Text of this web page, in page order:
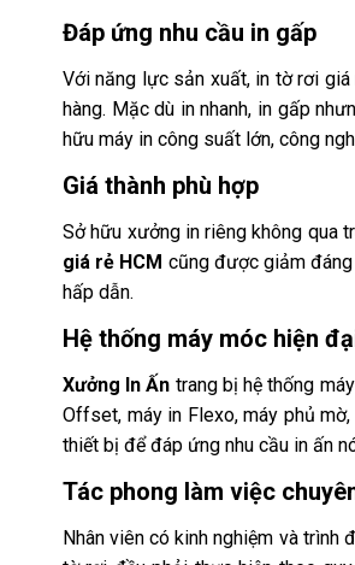
Đáp ứng nhu cầu in gấp
Với năng lực sản xuất, in tờ rơi giá
hàng. Mặc dù in nhanh, in gấp
hữu máy in công suất lớn, công
Giá thành phù hợp
Sở hữu xưởng in riêng không qua
giá rẻ HCM cũng được giảm
hấp dẫn.
Hệ thống máy móc hiện
Xưởng In Ấn trang bị hệ thống
Offset, máy in Flexo, máy phủ
thiết bị để đáp ứng nhu cầu in ấn
Tác phong làm việc
Nhân viên có kinh nghiệm và trình